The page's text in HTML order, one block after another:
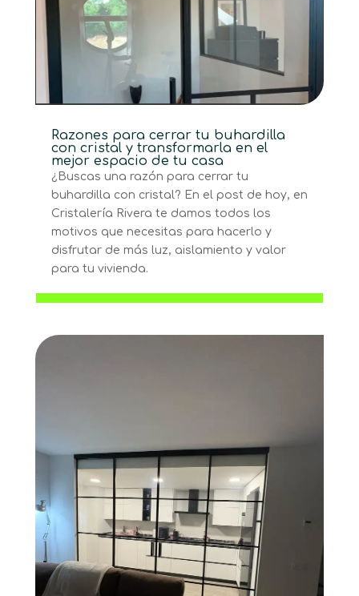
Razones para cerrar tu buhardilla
con cristal y transformarla en el
mejor espacio de tu casa
¿Buscas una razón para cerrar tu
buhardilla con cristal? En el post de hoy, en
Cristalería Rivera te damos todos los
motivos que necesitas para hacerlo y
disfrutar de más luz, aislamiento y valor
para tu vivienda.